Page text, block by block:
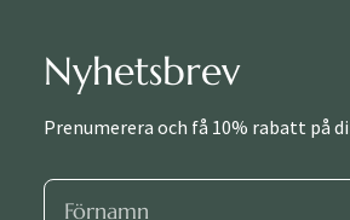
Nyhetsbrev
Prenumerera och få 10% rabatt på